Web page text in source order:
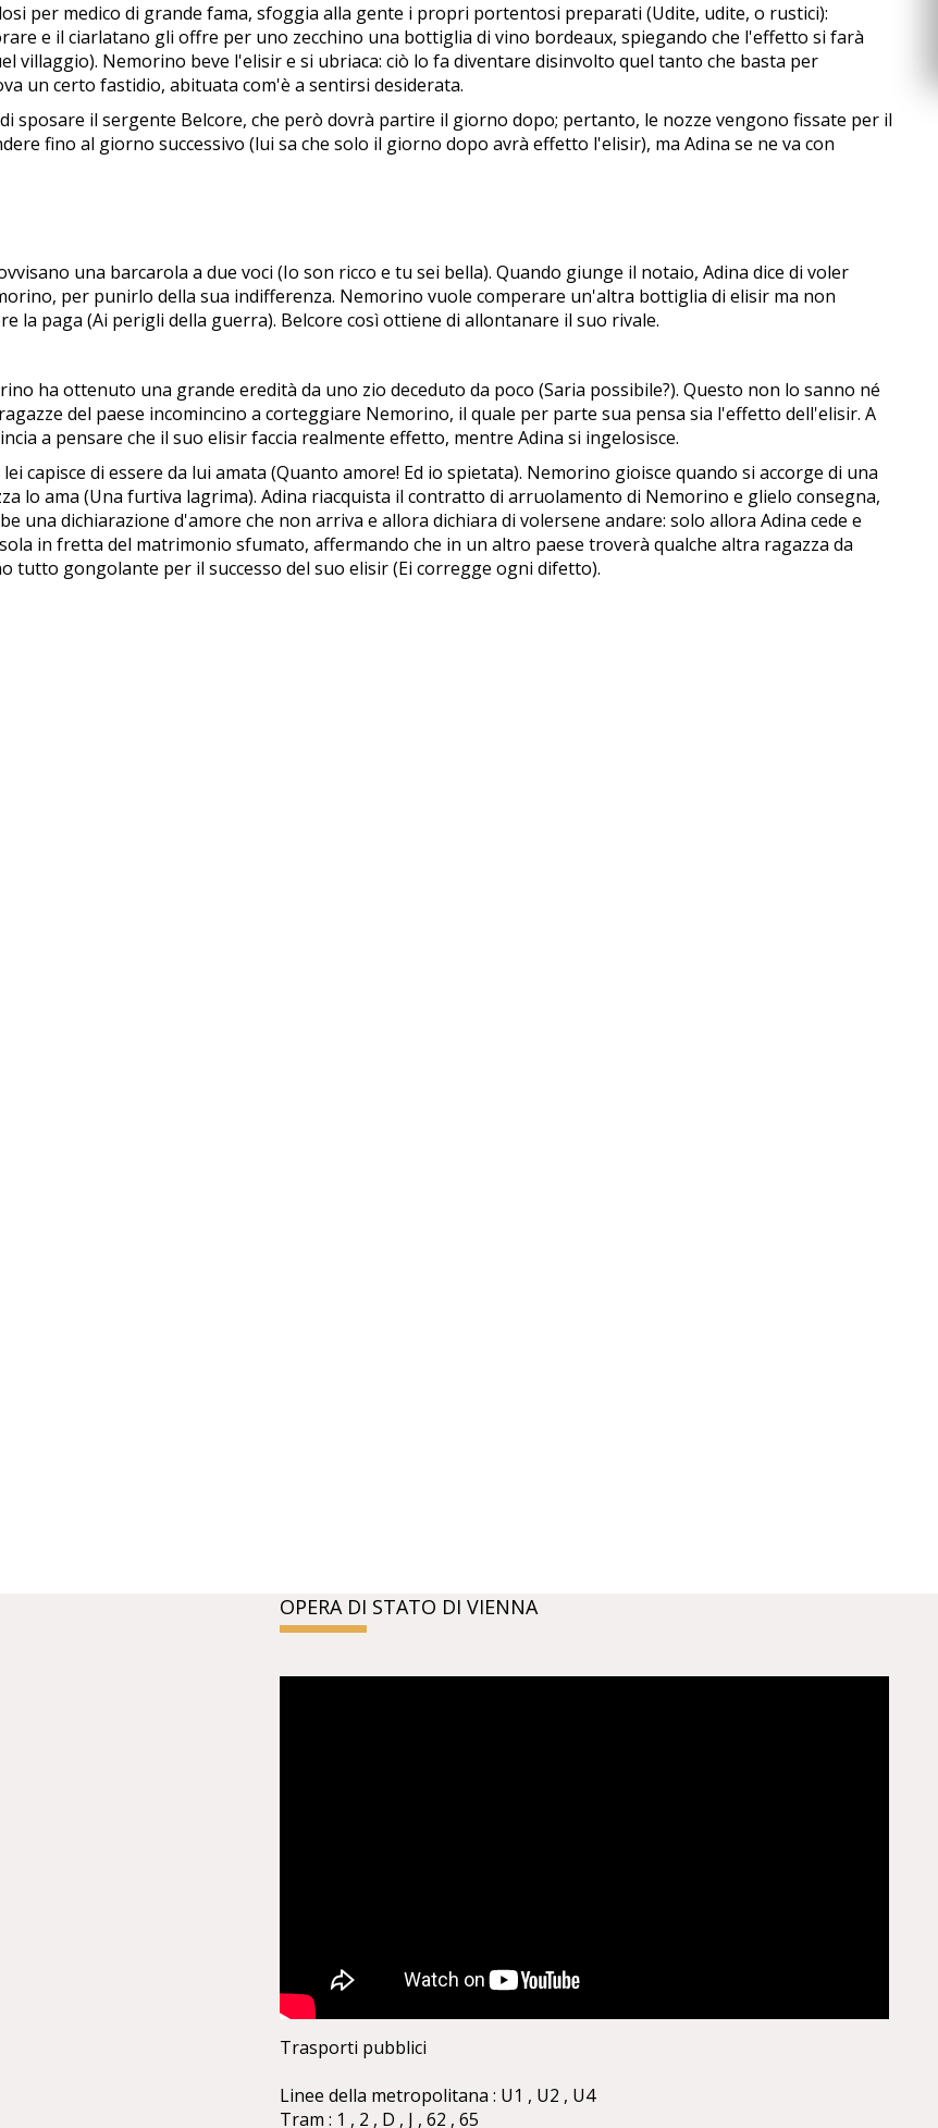
per medico di grande fama, sfoggia alla gente i propri portentosi preparati (Udite, udite, o rustici):
e il ciarlatano gli offre per uno zecchino una bottiglia di vino bordeaux, spiegando che l'effetto si farà
villaggio). Nemorino beve l'elisir e si ubriaca: ciò lo fa diventare disinvolto quel tanto che basta per
un certo fastidio, abituata com'è a sentirsi desiderata.
sposare il sergente Belcore, che però dovrà partire il giorno dopo; pertanto, le nozze vengono fissate per il
fino al giorno successivo (lui sa che solo il giorno dopo avrà effetto l'elisir), ma Adina se ne va con
una barcarola a due voci (Io son ricco e tu sei bella). Quando giunge il notaio, Adina dice di voler
per punirlo della sua indifferenza. Nemorino vuole comperare un'altra bottiglia di elisir ma non
la paga (Ai perigli della guerra). Belcore così ottiene di allontanare il suo rivale.
ha ottenuto una grande eredità da uno zio deceduto da poco (Saria possibile?). Questo non lo sanno né
del paese incomincino a corteggiare Nemorino, il quale per parte sua pensa sia l'effetto dell'elisir. A
a pensare che il suo elisir faccia realmente effetto, mentre Adina si ingelosisce.
capisce di essere da lui amata (Quanto amore! Ed io spietata). Nemorino gioisce quando si accorge di una
lo ama (Una furtiva lagrima). Adina riacquista il contratto di arruolamento di Nemorino e glielo consegna,
una dichiarazione d'amore che non arriva e allora dichiara di volersene andare: solo allora Adina cede e
in fretta del matrimonio sfumato, affermando che in un altro paese troverà qualche altra ragazza da
tutto gongolante per il successo del suo elisir (Ei corregge ogni difetto).
OPERA DI STATO DI VIENNA
Trasporti pubblici
Linee della metropolitana : U1 , U2 , U4
Tram : 1 , 2 , D , J , 62 , 65